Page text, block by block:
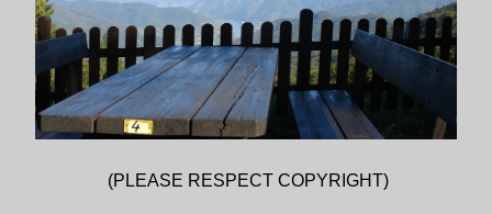
(PLEASE RESPECT COPYRIGHT)